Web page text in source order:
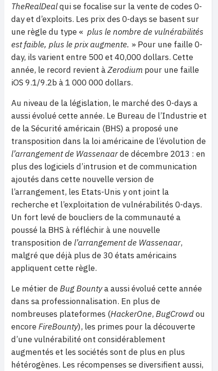
TheRealDealqui se focalise sur la vente de codes 0-
day et d’exploits. Les prix des 0-days se basent sur
une règle du type « plus le nombre de vulnérabilités
est faible, plus le prix augmente. » Pour une faille 0-
day, ils varient entre 500 et 40,000 dollars. Cette
année, le record revient àZerodium pour une faille
iOS 9.1/9.2b à 1 000 000 dollars.
Au niveau de la législation, le marché des 0-days a
aussi évolué cette année. Le Bureau de l’Industrie et
de la Sécurité américain (BHS) a proposé une
transposition dans la loi américaine de l’évolution de
l’arrangement de Wassenaarde décembre 2013 : en
plus des logiciels d’intrusion et de communication
ajoutés dans cette nouvelle version de
l’arrangement, les Etats-Unis y ont joint la
recherche et l’exploitation de vulnérabilités 0-days.
Un fort levé de boucliers de la communauté a
poussé la BHS à réfléchir à une nouvelle
transposition de l’arrangement de Wassenaar,
malgré que déjà plus de 30 états américains
appliquent cette règle.
Le métier deBug Bountya aussi évolué cette année
dans sa professionnalisation. En plus de
nombreuses plateformes (HackerOne, BugCrowdou
encoreFireBounty), les primes pour la découverte
d’une vulnérabilité ont considérablement
augmentés et les sociétés sont de plus en plus
hétérogènes. Les récompenses se diversifient aussi,